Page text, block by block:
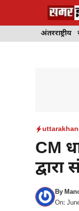
अंतरराष्ट्रीय
CM
By
On: